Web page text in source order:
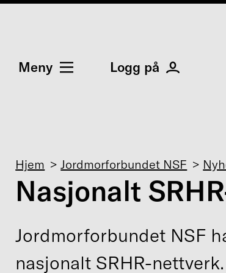
Meny Logg på
Navigasjonssti
Hjem Jordmorforbundet NSF
Nasjonalt
Jordmorforbundet NSF
nasjonalt SRHR-